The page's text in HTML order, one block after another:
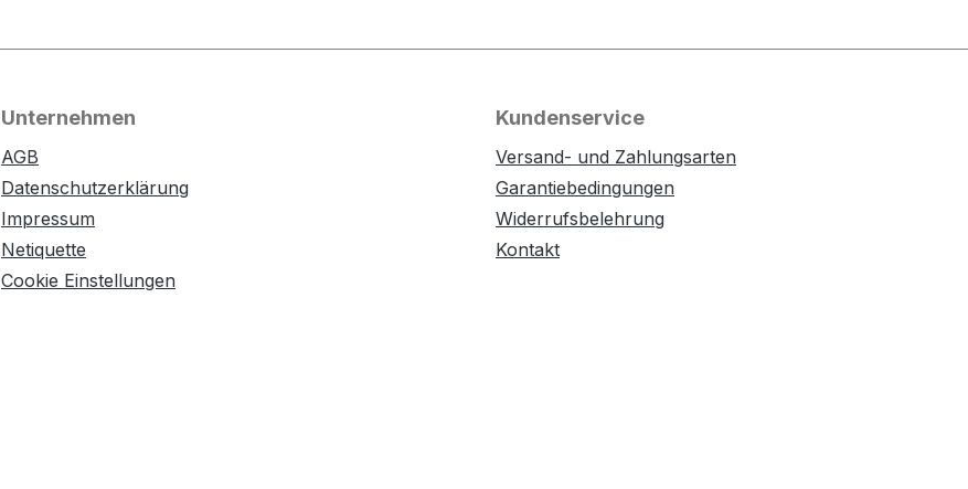
Unternehmen
AGB
Datenschutzerklärung
Impressum
Netiquette
Cookie Einstellungen
Kundenservice
Versand- und Zahlungsarten
Garantiebedingungen
Widerrufsbelehrung
Kontakt